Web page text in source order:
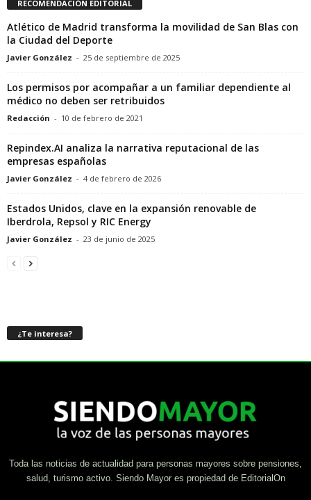
RECOMENDACIÓN EDITORIAL
Atlético de Madrid transforma la movilidad de San Blas con
la Ciudad del Deporte
Javier González - 25 de septiembre de 2025
Los permisos por acompañar a un familiar dependiente al
médico no deben ser retribuidos
Redacción - 10 de febrero de 2021
Repindex.AI analiza la narrativa reputacional de las
empresas españolas
Javier González - 4 de febrero de 2026
Estados Unidos, clave en la expansión renovable de
Iberdrola, Repsol y RIC Energy
Javier González - 23 de junio de 2025
¿Te interesa?
Toda las noticias de actualidad para personas mayores sobre pensiones,
salud, turismo activo. Siendo Mayor es propiedad de EditorialOn